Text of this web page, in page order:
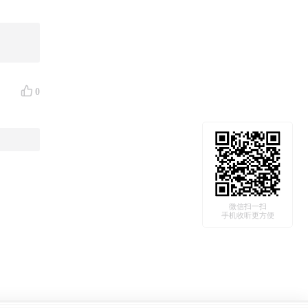
0
微信扫一扫
手机收听更方便